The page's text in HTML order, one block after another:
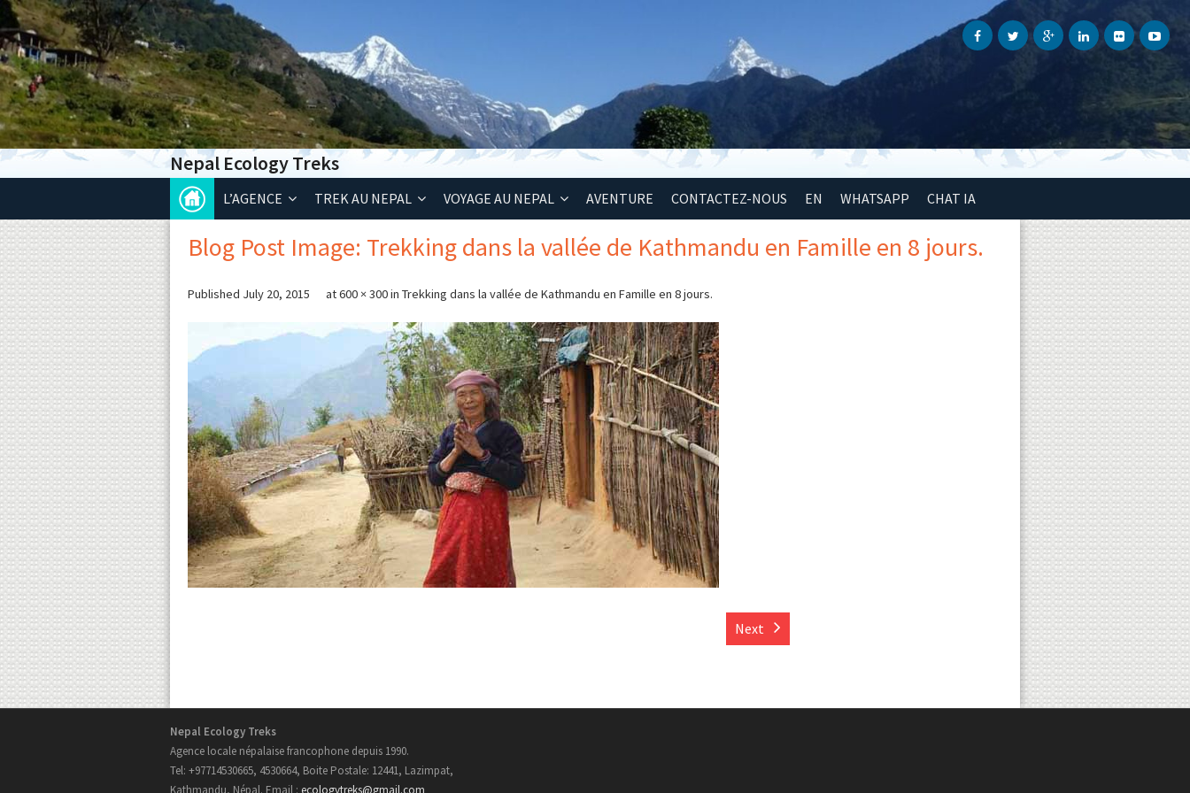
Nepal Ecology Treks
L’AGENCE TREK AU NEPAL VOYAGE AU NEPAL AVENTURE CONTACTEZ-NOUS EN WHATSAPP CHAT IA
Blog Post Image: Trekking dans la vallée de Kathmandu en Famille en 8 jours.
Published July 20, 2015 at600 × 300in Trekking dans la vallée de Kathmandu en Famille en 8 jours.
Next
Nepal Ecology Treks
Agence locale népalaise francophone depuis 1990.
Tel: +97714530665, 4530664, Boite Postale: 12441, Lazimpat,
Kathmandu, Népal. Email : ecologytreks@gmail.com